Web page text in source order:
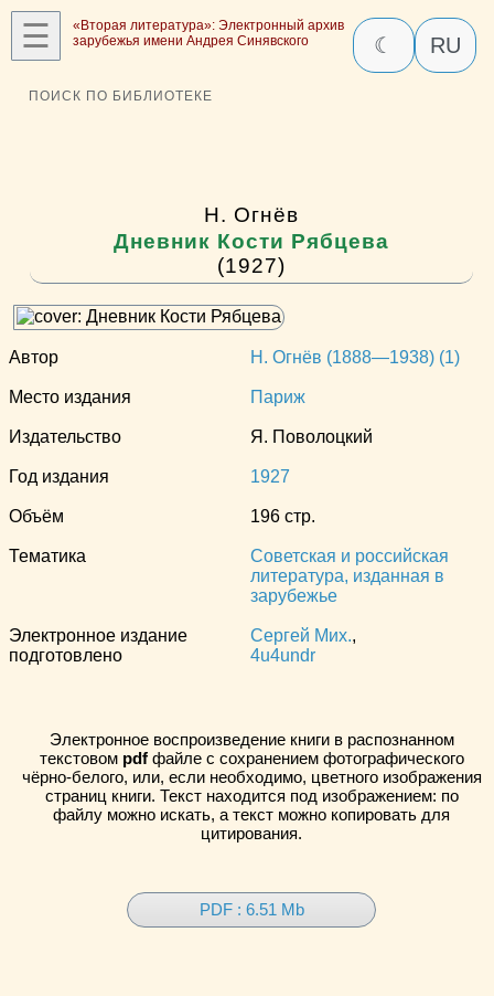
☰
«Вторая литература»: Электронный архив
зарубежья имени Андрея Синявского
☾ RU
ПОИСК ПО БИБЛИОТЕКЕ
Н. Огнёв
Дневник Кости Рябцева
(1927)
Автор Н. Огнёв (1888—1938) (1)
Место издания Париж
Издательство Я. Поволоцкий
Год издания 1927
Объём 196 стр.
Тематика
Советская и российская
литература, изданная в
зарубежье
Электронное издание
подготовлено
Сергей Мих.,
4u4undr
Электронное воспроизведение книги в распознанном
текстовом pdfфайле с сохранением фотографического
чёрно-белого, или, если необходимо, цветного изображения
страниц книги. Текст находится под изображением: по
файлу можно искать, а текст можно копировать для
цитирования.
PDF : 6.51 Mb